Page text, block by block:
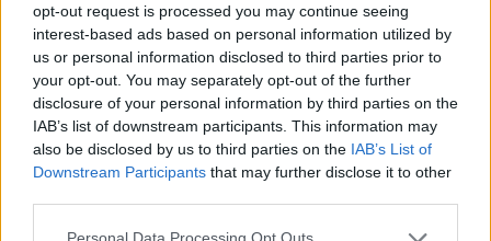
opt-out request is processed you may continue seeing
interest-based ads based on personal information utilized by
us or personal information disclosed to third parties prior to
your opt-out. You may separately opt-out of the further
disclosure of your personal information by third parties on the
IAB’s list of downstream participants. This information may
also be disclosed by us to third parties on the IAB’s List of
Downstream Participants that may further disclose it to other
Deponeren
€ 0.08
LMIV
Verantwoordelijke exploitant van levensmiddelenbedrijven
(EU)
Brauerei Eichhorn, Dörfleinser Str. 43, 96103
Hallstadt Deutschland(DE)
Bierregion
Deutschland
Bier stijl